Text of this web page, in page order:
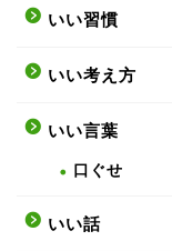
いい習慣
いい考え方
いい言葉
口ぐせ
いい話